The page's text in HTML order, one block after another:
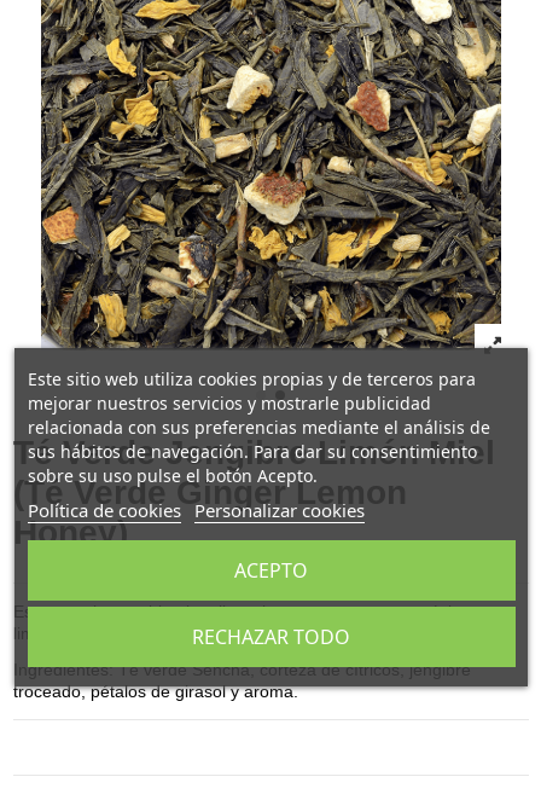
Té Verde Jengibre Limón Miel
(Té Verde Ginger Lemon
Honey)
Esta mezcla, combina jengibre picante con un aroma cítrico a
limón natural con miel.
Ingredientes: Té verde Sencha, corteza de cítricos, jengibre
troceado, pétalos de girasol y aroma.
Este sitio web utiliza cookies propias y de terceros para
mejorar nuestros servicios y mostrarle publicidad
relacionada con sus preferencias mediante el análisis de
sus hábitos de navegación. Para dar su consentimiento
sobre su uso pulse el botón Acepto.
Política de cookies Personalizar cookies
RECHAZAR TODO
ACEPTO